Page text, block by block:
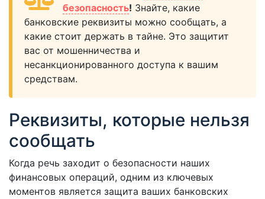
безопасность! Знайте, какие
банковские реквизиты можно сообщать, а
какие стоит держать в тайне. Это защитит
вас от мошенничества и
несанкционированного доступа к вашим
средствам.
Реквизиты, которые нельзя
сообщать
Когда речь заходит о безопасности наших
финансовых операций, одним из ключевых
моментов является защита ваших банковских